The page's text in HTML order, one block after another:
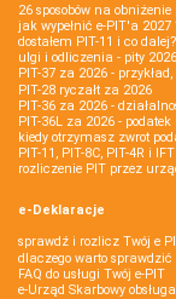
26 sposobów na
jak wypełnić e-PIT'a 2027
dostałem PIT-11 i co dalej?
ulgi i odliczenia - pity 2026
PIT-37 za 2026 -
PIT-28 ryczałt za 2026
PIT-36 za 2026 -
PIT-36L za 2026 - podatek
kiedy otrzymasz zwrot
PIT-11, PIT-8C, PIT-4R i
rozliczenie PIT przez
e-Deklaracje
sprawdź i rozlicz Twój e
dlaczego warto sprawdzić
FAQ do usługi Twój e-PIT
e-Urząd Skarbowy